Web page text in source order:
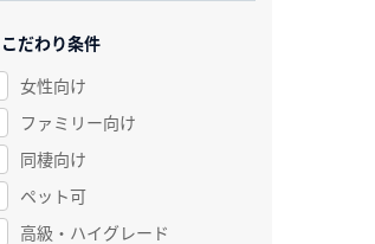
こだわり条件
女性向け
ファミリー向け
同棲向け
ペット可
高級・ハイグレード